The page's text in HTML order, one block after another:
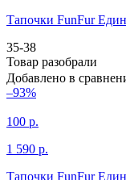
Тапочки FunFur
35-38
Товар разобрали
Добавлено в
–93%
100 р.
1 590 р.
Тапочки FunFur